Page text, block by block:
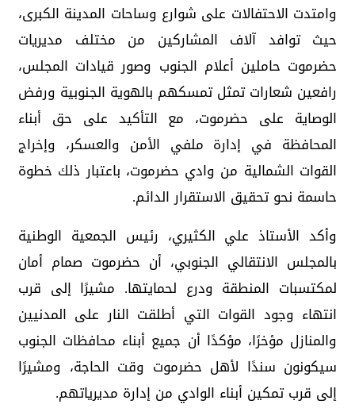
وامتدت الاحتفالات على شوارع وساحات المدينة الكبرى،
حيث توافد آلاف المشاركين من مختلف مديريات
حضرموت حاملين أعلام الجنوب وصور قيادات المجلس،
رافعين شعارات تمثل تمسكهم بالهوية الجنوبية ورفض
الوصاية على حضرموت، مع التأكيد على حق أبناء
المحافظة في إدارة ملفي الأمن والعسكر، وإخراج
القوات الشمالية من وادي حضرموت، باعتبار ذلك خطوة
حاسمة نحو تحقيق الاستقرار الدائم.
وأكد الأستاذ علي الكثيري، رئيس الجمعية الوطنية
بالمجلس الانتقالي الجنوبي، أن حضرموت صمام أمان
لمكتسبات المنطقة ودرع لحمايتها. مشيرًا إلى قرب
انتهاء وجود القوات التي أطلقت النار على المدنيين
والمنازل مؤخرًا، مؤكدًا أن جميع أبناء محافظات الجنوب
سيكونون سندًا لأهل حضرموت وقت الحاجة، ومشيرًا
إلى قرب تمكين أبناء الوادي من إدارة مديرياتهم.